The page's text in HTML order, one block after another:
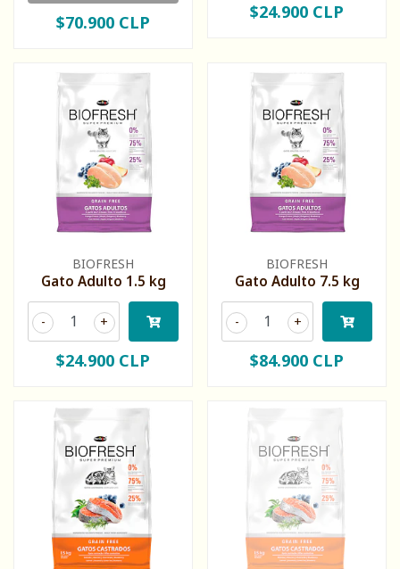
$70.900 CLP $24.900 CLP
BIOFRESH
Gato Adulto 1.5 kg
+
-
$24.900 CLP
BIOFRESH
Gato Adulto 7.5 kg
+
-
$84.900 CLP